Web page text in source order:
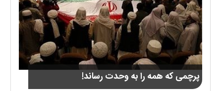
پرچمی که همه را به وحدت رساند!